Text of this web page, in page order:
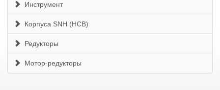
Инструмент
Корпуса SNH (HCB)
Редукторы
Мотор-редукторы